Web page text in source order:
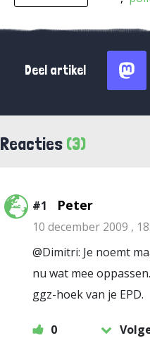
Deel artikel
Reacties (3)
#1 Peter
10 december 2009 ,
@Dimitri: Je noemt
nu wat mee
ggz-hoek van je EPD.
0